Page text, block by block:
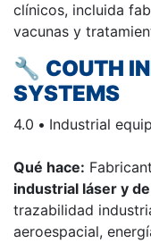
clínicos, incluida
vacunas y
🔧 COUTH
SYSTEMS
4.0 • Industrial
Qué hace:
industrial láser y
trazabilidad
aeroespacial,